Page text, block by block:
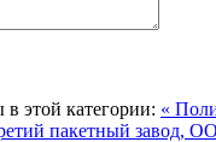
этой категории: «
пакетный завод,